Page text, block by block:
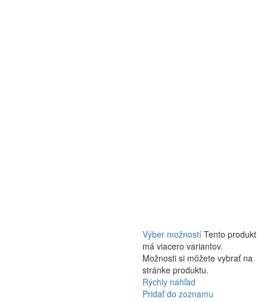
Výber možností Tento produkt
má viacero variantov.
Možnosti si môžete vybrať na
stránke produktu.
Rýchly náhľad
Pridať do zoznamu